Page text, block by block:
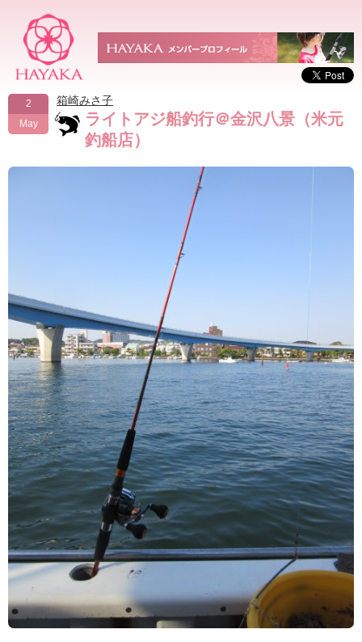
2
May
箱崎みさ子
ライトアジ船釣行＠金沢八景（米元
釣船店）